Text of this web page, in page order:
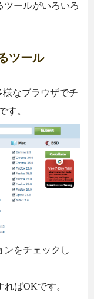
ツールがいろいろ
ツール
様なブラウザでチ
す。
ンをチェックし
ばOKです。